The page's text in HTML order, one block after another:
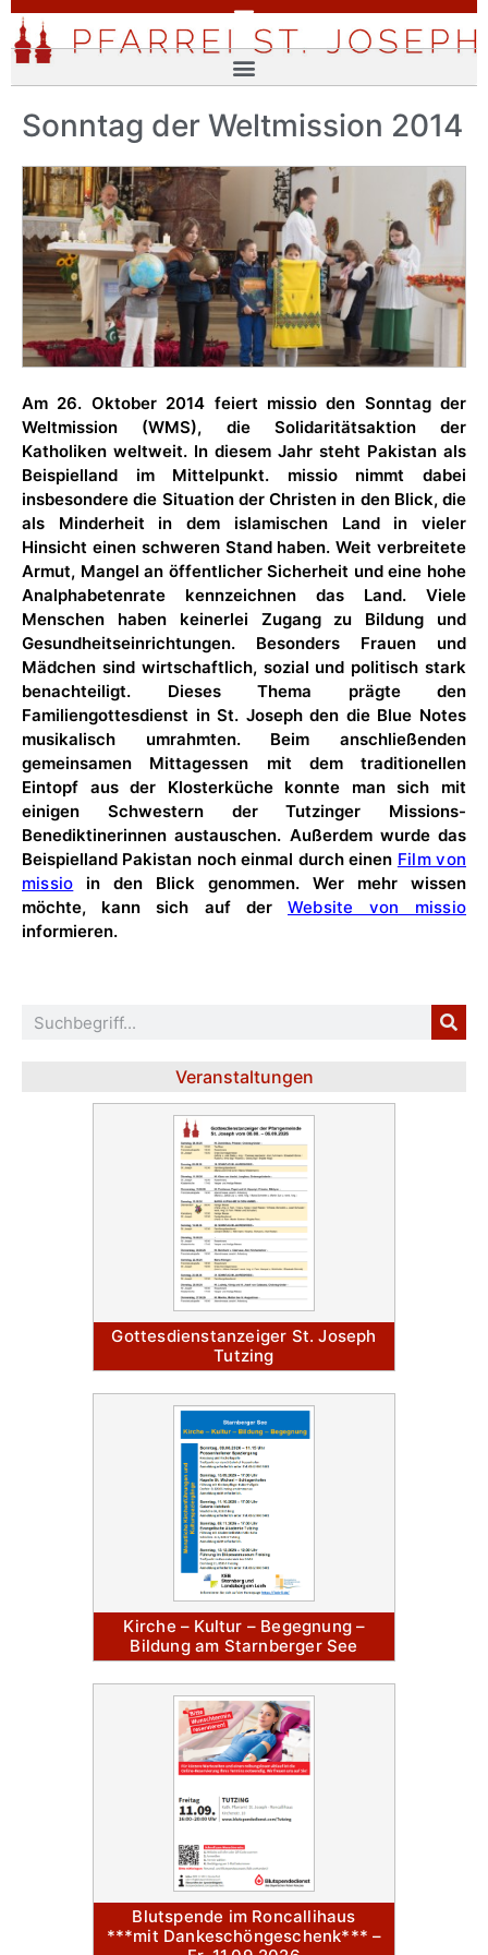
Sonntag der Weltmission 2014
Am 26. Oktober 2014 feiert missio den Sonntag der
Weltmission (WMS), die Solidaritätsaktion der
Katholiken weltweit. In diesem Jahr steht Pakistan als
Beispielland im Mittelpunkt. missio nimmt dabei
insbesondere die Situation der Christen in den Blick, die
als Minderheit in dem islamischen Land in vieler
Hinsicht einen schweren Stand haben. Weit verbreitete
Armut, Mangel an öffentlicher Sicherheit und eine hohe
Analphabetenrate kennzeichnen das Land. Viele
Menschen haben keinerlei Zugang zu Bildung und
Gesundheitseinrichtungen. Besonders Frauen und
Mädchen sind wirtschaftlich, sozial und politisch stark
benachteiligt. Dieses Thema prägte den
Familiengottesdienst in St. Joseph den die Blue Notes
musikalisch umrahmten. Beim anschließenden
gemeinsamen Mittagessen mit dem traditionellen
Eintopf aus der Klosterküche konnte man sich mit
einigen Schwestern der Tutzinger Missions-
Benediktinerinnen austauschen. Außerdem wurde das
Beispielland Pakistan noch einmal durch einen Film von
missio in den Blick genommen. Wer mehr wissen
möchte, kann sich auf der Website von missio
informieren.
Veranstaltungen
Gottesdienstanzeiger St. Joseph
Tutzing
Kirche – Kultur – Begegnung –
Bildung am Starnberger See
Blutspende im Roncallihaus
***mit Dankeschöngeschenk*** –